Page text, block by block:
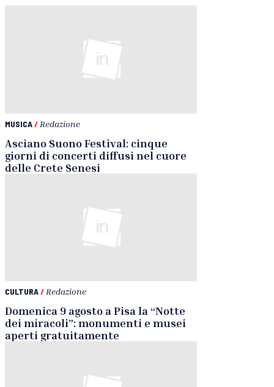
MUSICA/ Redazione
Asciano Suono Festival: cinque
giorni di concerti diffusi nel cuore
delle Crete Senesi
CULTURA/ Redazione
Domenica 9 agosto a Pisa la “Notte
dei miracoli”: monumenti e musei
aperti gratuitamente